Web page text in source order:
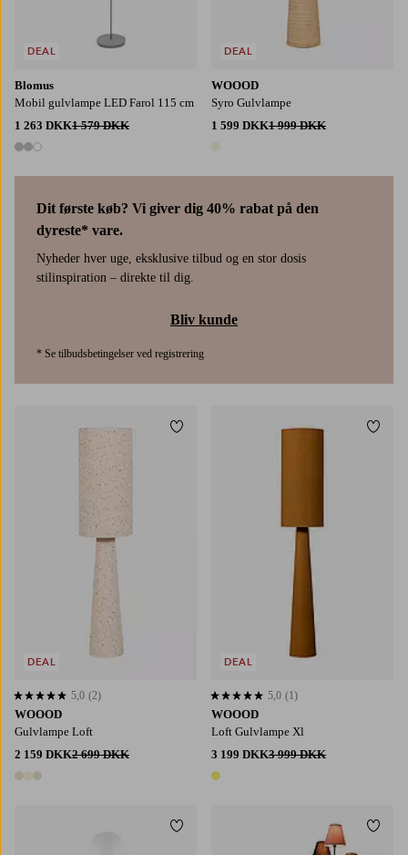
Blomus
Mobil gulvlampe LED Farol 115 cm
1 263 DKK1 579 DKK
3 farver
DEAL
WOOOD
Syro Gulvlampe
1 599 DKK1 999 DKK
1 farve
DEAL
Dit første køb? Vi giver dig 40% rabat på den
dyreste* vare.
Nyheder hver uge, eksklusive tilbud og en stor dosis
stilinspiration – direkte til dig.
Bliv kunde
* Se tilbudsbetingelser ved registrering
WOOOD
Gulvlampe Loft
2 159 DKK2 699 DKK
3 farver
5,0 baseret på 2 bedømmelser
5,0 (2)
DEAL
Tilføj til favoritter
WOOOD
Loft Gulvlampe Xl
3 199 DKK3 999 DKK
1 farve
5,0 baseret på 1 bedømmelser
5,0 (1)
DEAL
Tilføj til favoritter